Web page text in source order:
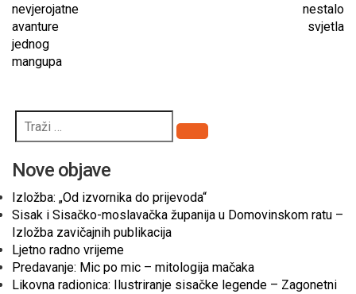
nevjerojatne
avanture
jednog
mangupa
nestalo
svjetla
Pretraži
Nove objave
Izložba: „Od izvornika do prijevoda“
Sisak i Sisačko-moslavačka županija u Domovinskom ratu –
Izložba zavičajnih publikacija
Ljetno radno vrijeme
Predavanje: Mic po mic – mitologija mačaka
Likovna radionica: Ilustriranje sisačke legende – Zagonetni